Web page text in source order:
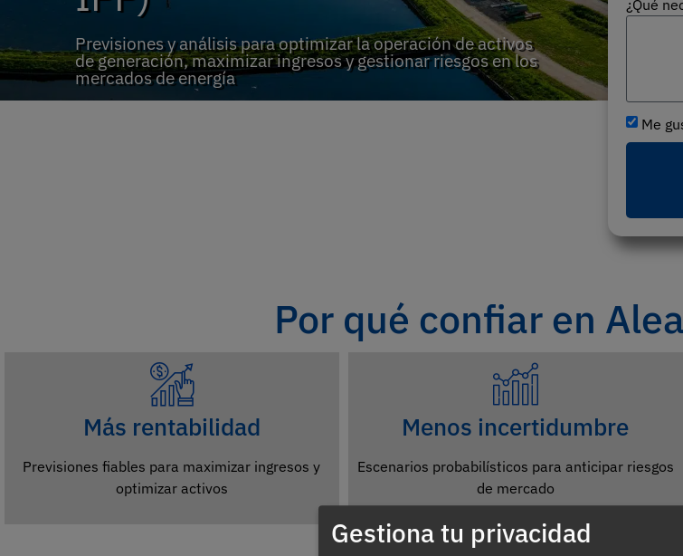
Previsiones y análisis para optimizar la operación de activos
de generación, maximizar ingresos y gestionar riesgos en los
mercados de energía
¿Qué
Me
Por qué confiar en
Más rentabilidad
Previsiones fiables para maximizar ingresos y
optimizar activos
Menos incertidumbre
Escenarios probabilísticos para anticipar riesgos
de mercado
Gestiona tu privacidad